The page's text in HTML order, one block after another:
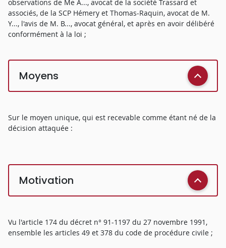
observations de Me A..., avocat de la société Trassard et
associés, de la SCP Hémery et Thomas-Raquin, avocat de M.
Y..., l'avis de M. B..., avocat général, et après en avoir délibéré
conformément à la loi ;
Moyens
Sur le moyen unique, qui est recevable comme étant né de la
décision attaquée :
Motivation
Vu l'article 174 du décret n° 91-1197 du 27 novembre 1991,
ensemble les articles 49 et 378 du code de procédure civile ;